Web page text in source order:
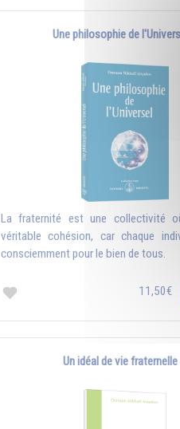
Une philosophie de
La fraternité est une collectivité
véritable cohésion, car chaque
consciemment pour le bien de tous.
11,50€
Un idéal de vie fraternelle